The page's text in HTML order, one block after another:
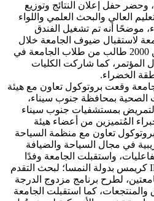
وحضر حفل إعلان النتائج وتوزيع
العالي والبحث العلمي واللواء
موضحًا أنه تم تشغيل الفندق
لاستقبال ضيوف الجامعة خلال
فترة المؤتمر، وشارك أكثر من 2000 طالب من طلاب الجامعة في
المؤتمر، كما شاركت الكليات
الخضراء.
وقعت بروتوكول تعاون مع هيئة
الصحية بمحافظة جنوب سيناء،
بمستشفيات جنوب سيناء
المُتميزين من أعضاء هيئة
تعاون مع منظمة السياحة
في مجال السياحة والضيافة
واستقبلت الجامعة وفدًا
رفيع المستوى من جامعة IMC كريمس بدولة النمسا؛ لبحث التقدم
لطرح برنامج مزدوج الدرجة
والمنتجعات، كما استقبلت الجامعة